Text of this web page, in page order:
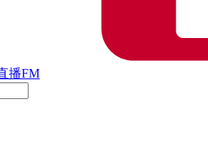
播FM